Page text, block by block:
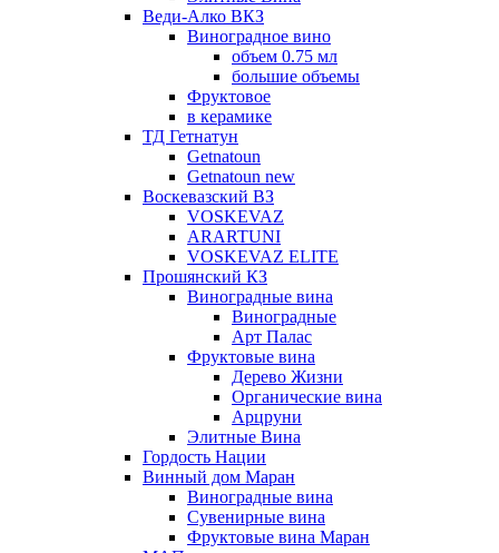
Веди-Алко ВКЗ
Виноградное вино
объем 0.75 мл
большие объемы
Фруктовое
в керамике
ТД Гетнатун
Getnatoun
Getnatoun new
Воскевазский ВЗ
VOSKEVAZ
ARARTUNI
VOSKEVAZ ELITE
Прошянский КЗ
Виноградные вина
Виноградные
Арт Палас
Фруктовые вина
Дерево Жизни
Органические вина
Арцруни
Элитные Вина
Гордость Нации
Винный дом Маран
Виноградные вина
Сувенирные вина
Фруктовые вина Маран